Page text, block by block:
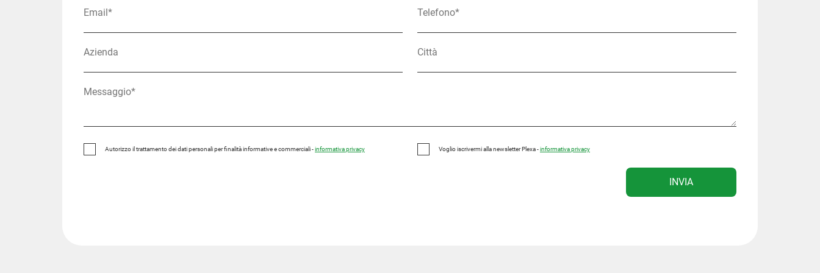
Autorizzo il trattamento dei dati personali per finalità informative e commerciali -informativa privacy Voglio iscrivermi alla newsletter Plexa -informativa privacy
INVIA